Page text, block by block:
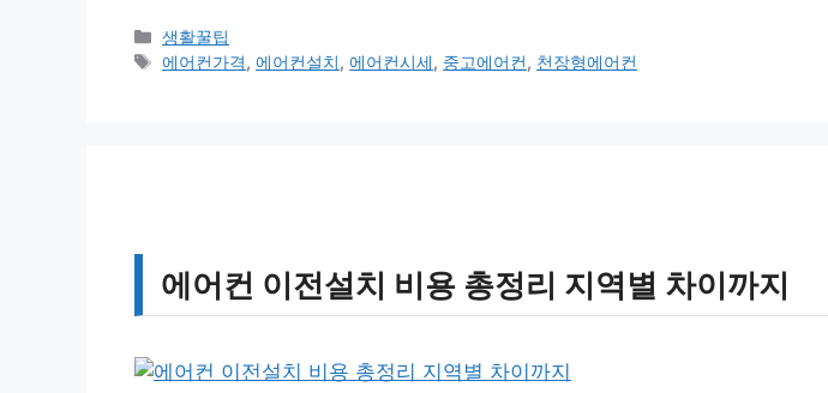
카
테
생활꿀팁
태
에어컨가격,에어컨설치,에어컨시세, 중고에어컨, 천장형에어컨
에어컨 이전설치 비용 총정리 지역별 차이까지